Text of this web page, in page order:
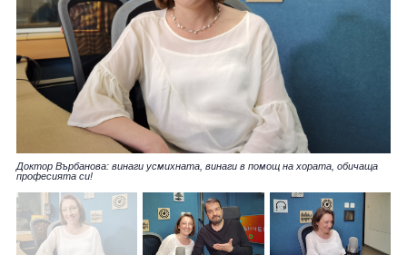
Доктор Върбанова: винаги усмихната, винаги в помощ на хората, обичаща
професията си!